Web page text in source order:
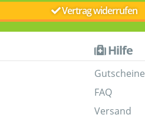
Vertrag widerrufen
Hilfe
Gutscheine
FAQ
Versand